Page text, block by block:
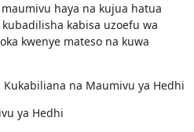
haya na kujua hatua
kabisa uzoefu wa
kwenye mateso na kuwa
na Maumivu ya Hedhi
ya Hedhi